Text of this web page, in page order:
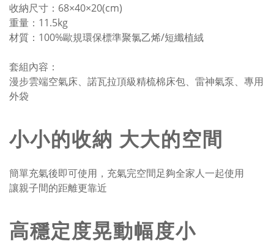
收納尺寸：68×40×20(cm)
重量：11.5kg
材質：100%歐規環保標準聚氯乙烯/短纖植絨
套組內容：
漫步雲端空氣床、諾瓦拉頂級精梳棉床包、雷神氣泵、專用
外袋
小小的收納 大大的空間
簡單充氣後即可使用，充氣完空間足夠全家人一起使用
讓親子間的距離更靠近
高穩定度晃動幅度小